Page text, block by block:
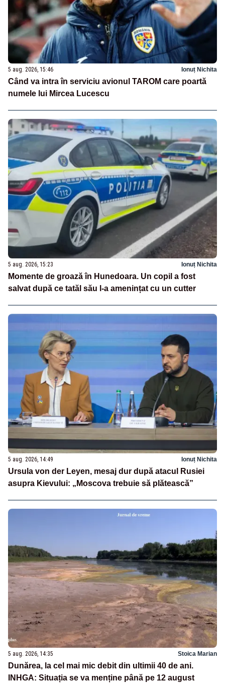
5 aug. 2026, 15:46 Ionuț Nichita
Când va intra în serviciu avionul TAROM care poartă
numele lui Mircea Lucescu
5 aug. 2026, 15:23 Ionuț Nichita
Momente de groază în Hunedoara. Un copil a fost
salvat după ce tatăl său l-a amenințat cu un cutter
5 aug. 2026, 14:49 Ionuț Nichita
Ursula von der Leyen, mesaj dur după atacul Rusiei
asupra Kievului: „Moscova trebuie să plătească”
5 aug. 2026, 14:35 Stoica Marian
Dunărea, la cel mai mic debit din ultimii 40 de ani.
INHGA: Situația se va menține până pe 12 august